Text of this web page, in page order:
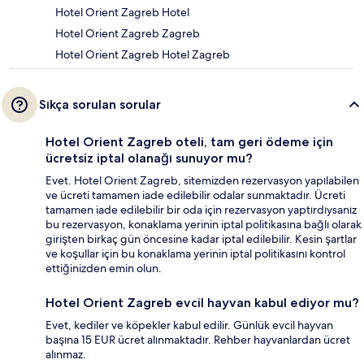
Hotel Orient Zagreb Hotel
Hotel Orient Zagreb Zagreb
Hotel Orient Zagreb Hotel Zagreb
Sıkça sorulan sorular
Hotel Orient Zagreb oteli, tam geri ödeme için
ücretsiz iptal olanağı sunuyor mu?
Evet. Hotel Orient Zagreb, sitemizden rezervasyon yapılabilen
ve ücreti tamamen iade edilebilir odalar sunmaktadır. Ücreti
tamamen iade edilebilir bir oda için rezervasyon yaptırdıysanız
bu rezervasyon, konaklama yerinin iptal politikasına bağlı olarak
girişten birkaç gün öncesine kadar iptal edilebilir. Kesin şartlar
ve koşullar için bu konaklama yerinin iptal politikasını kontrol
ettiğinizden emin olun.
Hotel Orient Zagreb evcil hayvan kabul ediyor mu?
Evet, kediler ve köpekler kabul edilir. Günlük evcil hayvan
başına 15 EUR ücret alınmaktadır. Rehber hayvanlardan ücret
alınmaz.